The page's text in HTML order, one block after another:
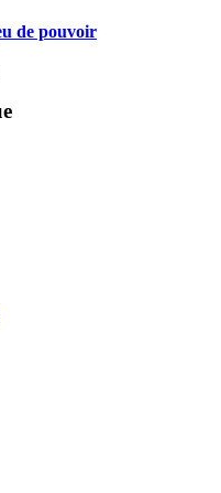
de pouvoir